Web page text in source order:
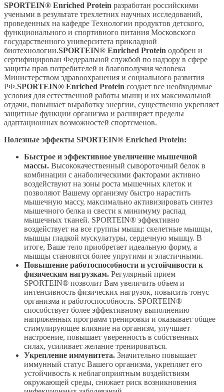
SPORTEIN® Enriched Protein разработан российскими
учеными в результате трехлетних научных исследований,
проведенных на кафедре Технологии продуктов детского,
функционального и спортивного питания Московского
государственного университета прикладной
биотехнологии.SPORTEIN® Enriched Protein одобрен и
сертифицирован Федеральной службой по надзору в сфере
защиты прав потребителей и благополучия человека
Министерством здравоохранения и социального развития
РФ.SPORTEIN® Enriched Protein создает все необходимые
условия для естественной работы мышц и их максимальной
отдачи, повышает выработку энергии, существенно укрепляет
защитные функции организма и расширяет пределы
адаптационных возможностей спортсменов.
Полезные эффекты SPORTEIN® Enriched Protein:
Быстрое и эффективное увеличение мышечной
массы. Высококачественный сывороточный белок в
комбинации с анаболическими факторами активно
воздействуют на зоны роста мышечных клеток и
позволяют Вашему организму быстро нарастить
мышечную массу, максимально активизировать синтез
мышечного белка и свести к минимуму распад
мышечных тканей. SPORTEIN® эффективно
воздействует на все группы мышц: скелетные мышцы,
мышцы гладкой мускулатуры, сердечную мышцу. В
итоге, Ваше тело приобретает идеальную форму, а
мышцы становятся более упругими и эластичными.
Повышение работоспособности и устойчивости к
физическим нагрузкам. Регулярный прием
SPORTEIN® позволит Вам увеличить объем и
интенсивность физических нагрузок, повысить тонус
организма и работоспособность. SPORTEIN®
способствует более эффективному выполнению
напряженных программ тренировки и оказывает общее
стимулирующее влияние на организм, улучшает
настроение, повышает уверенность в собственных
силах, усиливает желание тренироваться.
Укрепление иммунитета. Значительно повышает
иммунный статус Вашего организма, укрепляет его
устойчивость к неблагоприятным воздействиям
окружающей среды, снижает риск возникновения